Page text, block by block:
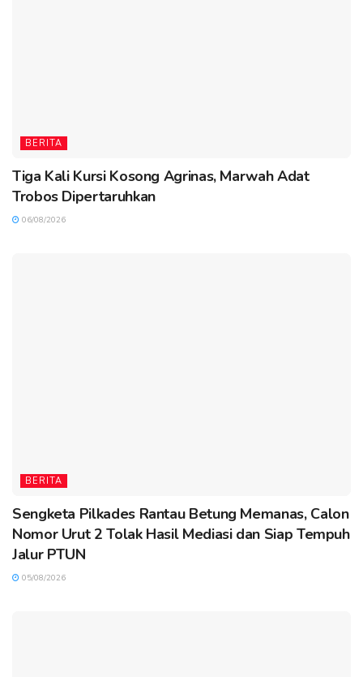
BERITA
Tiga Kali Kursi Kosong Agrinas, Marwah Adat
Trobos Dipertaruhkan
06/08/2026
BERITA
Sengketa Pilkades Rantau Betung Memanas, Calon
Nomor Urut 2 Tolak Hasil Mediasi dan Siap Tempuh
Jalur PTUN
05/08/2026